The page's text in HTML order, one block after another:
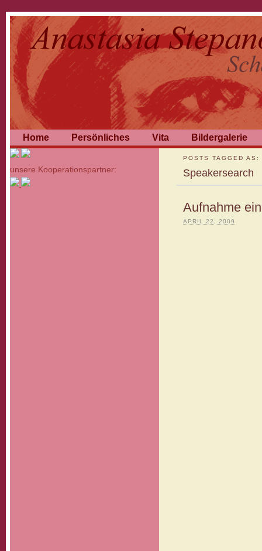
Home Persönliches Vita Bildergalerie
unsere Kooperationspartner:
POSTS TAGGED AS:
Speakersearch
Aufnahme
APRIL 22, 2009